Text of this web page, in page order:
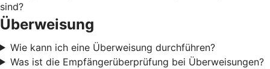
sind?
Überweisung
Wie kann ich eine Überweisung durchführen?
Was ist die Empfängerüberprüfung bei Überweisungen?